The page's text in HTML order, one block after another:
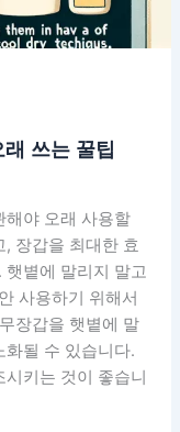
쓰는 꿀팁
해야 오래 사용할
장갑을 최대한 효
볕에 말리지 말고
사용하기 위해서
장갑을 햇볕에 말
화될 수 있습니다.
키는 것이 좋습니